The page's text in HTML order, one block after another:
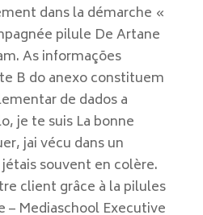
dans la démarche «
pilule De Artane
As informações
B do anexo constituem
de dados a
je te suis La bonne
jai vécu dans un
souvent en colère.
client grâce à la pilules
– Mediaschool Executive